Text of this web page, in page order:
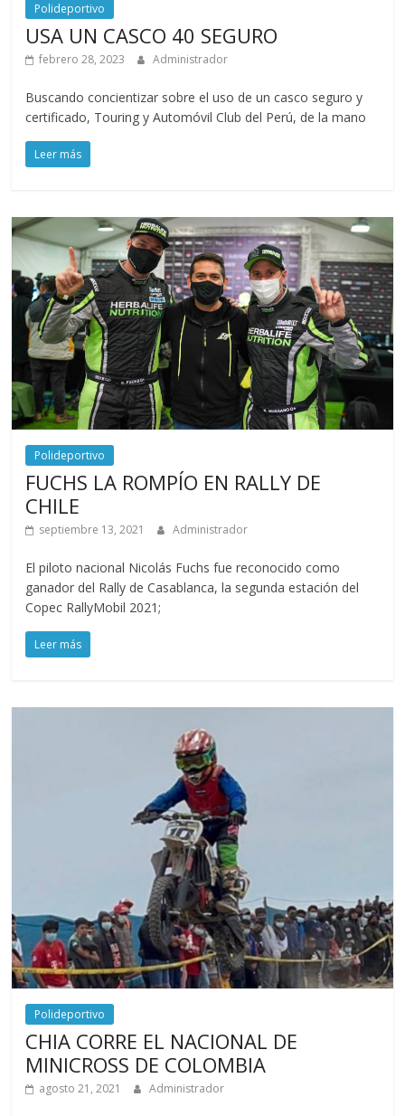
Polideportivo
USA UN CASCO 40 SEGURO
febrero 28, 2023 Administrador
Buscando concientizar sobre el uso de un casco seguro y
certificado, Touring y Automóvil Club del Perú, de la mano
Leer más
Polideportivo
FUCHS LA ROMPÍO EN RALLY DE
CHILE
septiembre 13, 2021 Administrador
El piloto nacional Nicolás Fuchs fue reconocido como
ganador del Rally de Casablanca, la segunda estación del
Copec RallyMobil 2021;
Leer más
Polideportivo
CHIA CORRE EL NACIONAL DE
MINICROSS DE COLOMBIA
agosto 21, 2021 Administrador